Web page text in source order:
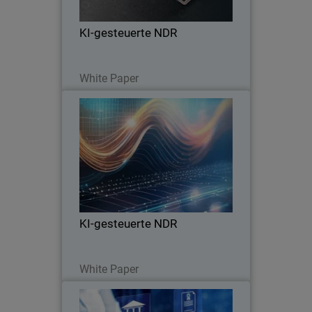
KI-gesteuerte NDR
White Paper
Sicherheitsteams bietet.
Thumbnail
KI-gesteuerte NDR
White Paper
KI-gesteuerte NDR
Erfahren Sie mehr über die fünf
kritischen Anwendungsfälle, die von
ThreatSync+ NDR abgedeckt werden,
und den Vorteil, den dies für kleine
Sicherheitsteams bietet.
ThumbnailEntmystifizierung der NIS2-